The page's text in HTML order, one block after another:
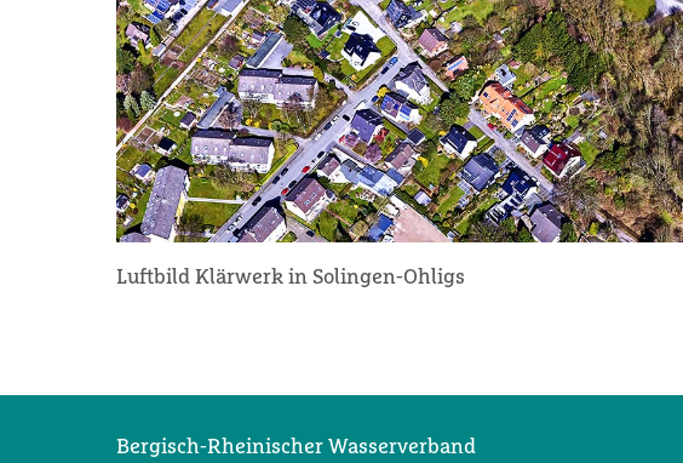
Luftbild Klärwerk in Solingen-Ohligs
Bergisch-Rheinischer Wasserverband